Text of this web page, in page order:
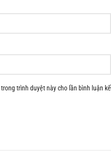
trình duyệt này cho lần bình luận kế